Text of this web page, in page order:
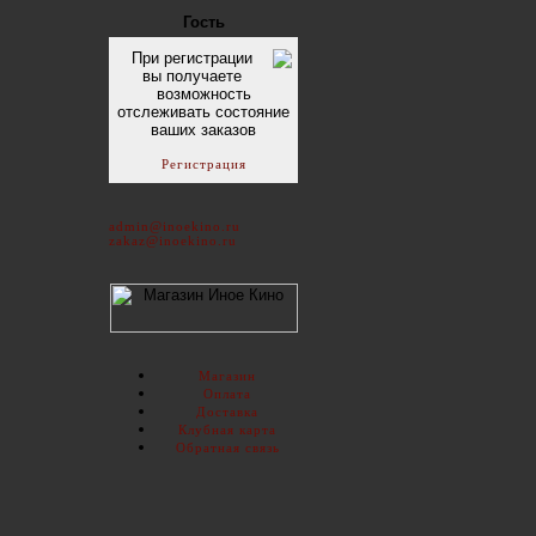
Гость
При регистрации
вы получаете
возможность
отслеживать состояние
ваших заказов
Регистрация
admin@inoekino.ru
zakaz@inoekino.ru
Магазин
Оплата
Доставка
Клубная карта
Обратная связь